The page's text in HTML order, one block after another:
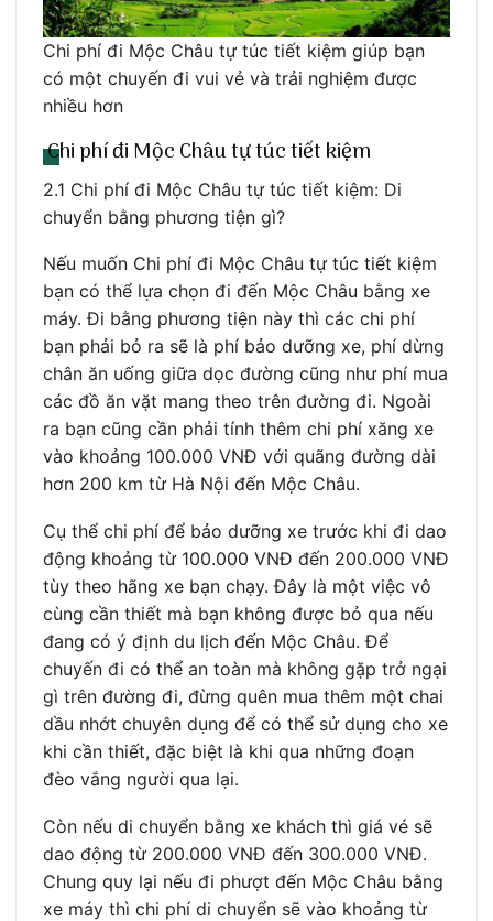
Chi phí đi Mộc Châu tự túc tiết kiệm giúp bạn
có một chuyến đi vui vẻ và trải nghiệm được
nhiều hơn
Chi phí đi Mộc Châu tự túc tiết kiệm
2.1 Chi phí đi Mộc Châu tự túc tiết kiệm: Di
chuyển bằng phương tiện gì?
Nếu muốn Chi phí đi Mộc Châu tự túc tiết kiệm
bạn có thể lựa chọn đi đến Mộc Châu bằng xe
máy. Đi bằng phương tiện này thì các chi phí
bạn phải bỏ ra sẽ là phí bảo dưỡng xe, phí dừng
chân ăn uống giữa dọc đường cũng như phí mua
các đồ ăn vặt mang theo trên đường đi. Ngoài
ra bạn cũng cần phải tính thêm chi phí xăng xe
vào khoảng 100.000 VNĐ với quãng đường dài
hơn 200 km từ Hà Nội đến Mộc Châu.
Cụ thể chi phí để bảo dưỡng xe trước khi đi dao
động khoảng từ 100.000 VNĐ đến 200.000 VNĐ
tùy theo hãng xe bạn chạy. Đây là một việc vô
cùng cần thiết mà bạn không được bỏ qua nếu
đang có ý định du lịch đến Mộc Châu. Để
chuyến đi có thể an toàn mà không gặp trở ngại
gì trên đường đi, đừng quên mua thêm một chai
dầu nhớt chuyên dụng để có thể sử dụng cho xe
khi cần thiết, đặc biệt là khi qua những đoạn
đèo vắng người qua lại.
Còn nếu di chuyển bằng xe khách thì giá vé sẽ
dao động từ 200.000 VNĐ đến 300.000 VNĐ.
Chung quy lại nếu đi phượt đến Mộc Châu bằng
xe máy thì chi phí di chuyển sẽ vào khoảng từ